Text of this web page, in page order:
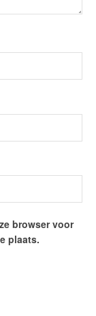
browser voor
plaats.